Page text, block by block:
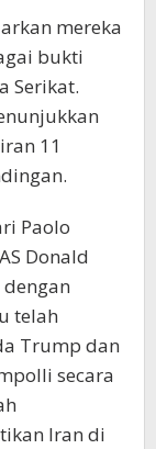
mereka
bukti
Serikat.
11
Paolo
Donald
telah
Trump dan
secara
Iran di